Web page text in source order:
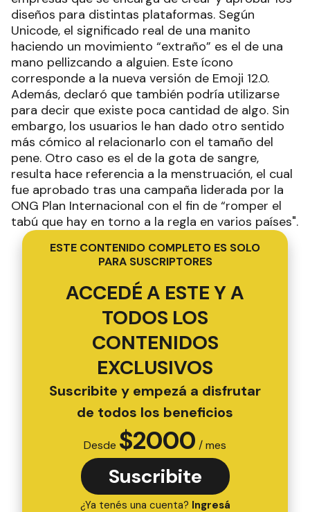
diseños para distintas plataformas. Según
Unicode, el significado real de una manito
haciendo un movimiento “extraño” es el de una
mano pellizcando a alguien. Este ícono
corresponde a la nueva versión de Emoji 12.0.
Además, declaró que también podría utilizarse
para decir que existe poca cantidad de algo. Sin
embargo, los usuarios le han dado otro sentido
más cómico al relacionarlo con el tamaño del
pene. Otro caso es el de la gota de sangre,
resulta hace referencia a la menstruación, el cual
fue aprobado tras una campaña liderada por la
ONG Plan Internacional con el fin de “romper el
tabú que hay en torno a la regla en varios países".
ESTE CONTENIDO COMPLETO ES SOLO
PARA SUSCRIPTORES
ACCEDÉ A ESTE Y A
TODOS LOS
CONTENIDOS
EXCLUSIVOS
Suscribite y empezá a disfrutar
de todos los beneficios
Desde $2000 / mes
Suscribite
¿Ya tenés una cuenta? Ingresá